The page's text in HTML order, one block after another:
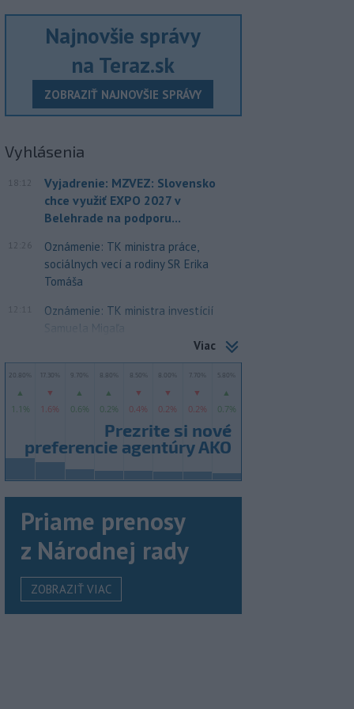
Najnovšie správy
na Teraz.sk
ZOBRAZIŤ NAJNOVŠIE SPRÁVY
Vyhlásenia
18:12
Vyjadrenie: MZVEZ: Slovensko
chce využiť EXPO 2027 v
Belehrade na podporu...
12:26
Oznámenie: TK ministra práce,
sociálnych vecí a rodiny SR Erika
Tomáša
Oznámenie: TK ministra investícií
Samuela Migaľa
Viac
Priame prenosy
z Národnej rady
ZOBRAZIŤ VIAC